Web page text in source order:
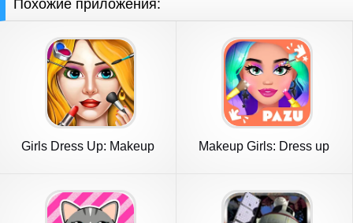
Похожие приложения:
Girls Dress Up: Makeup
Makeup Girls: Dress up